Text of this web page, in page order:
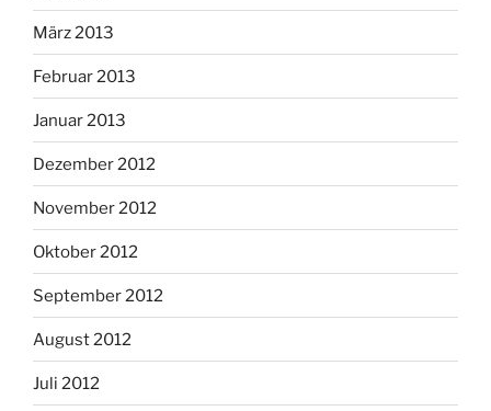
März 2013
Februar 2013
Januar 2013
Dezember 2012
November 2012
Oktober 2012
September 2012
August 2012
Juli 2012